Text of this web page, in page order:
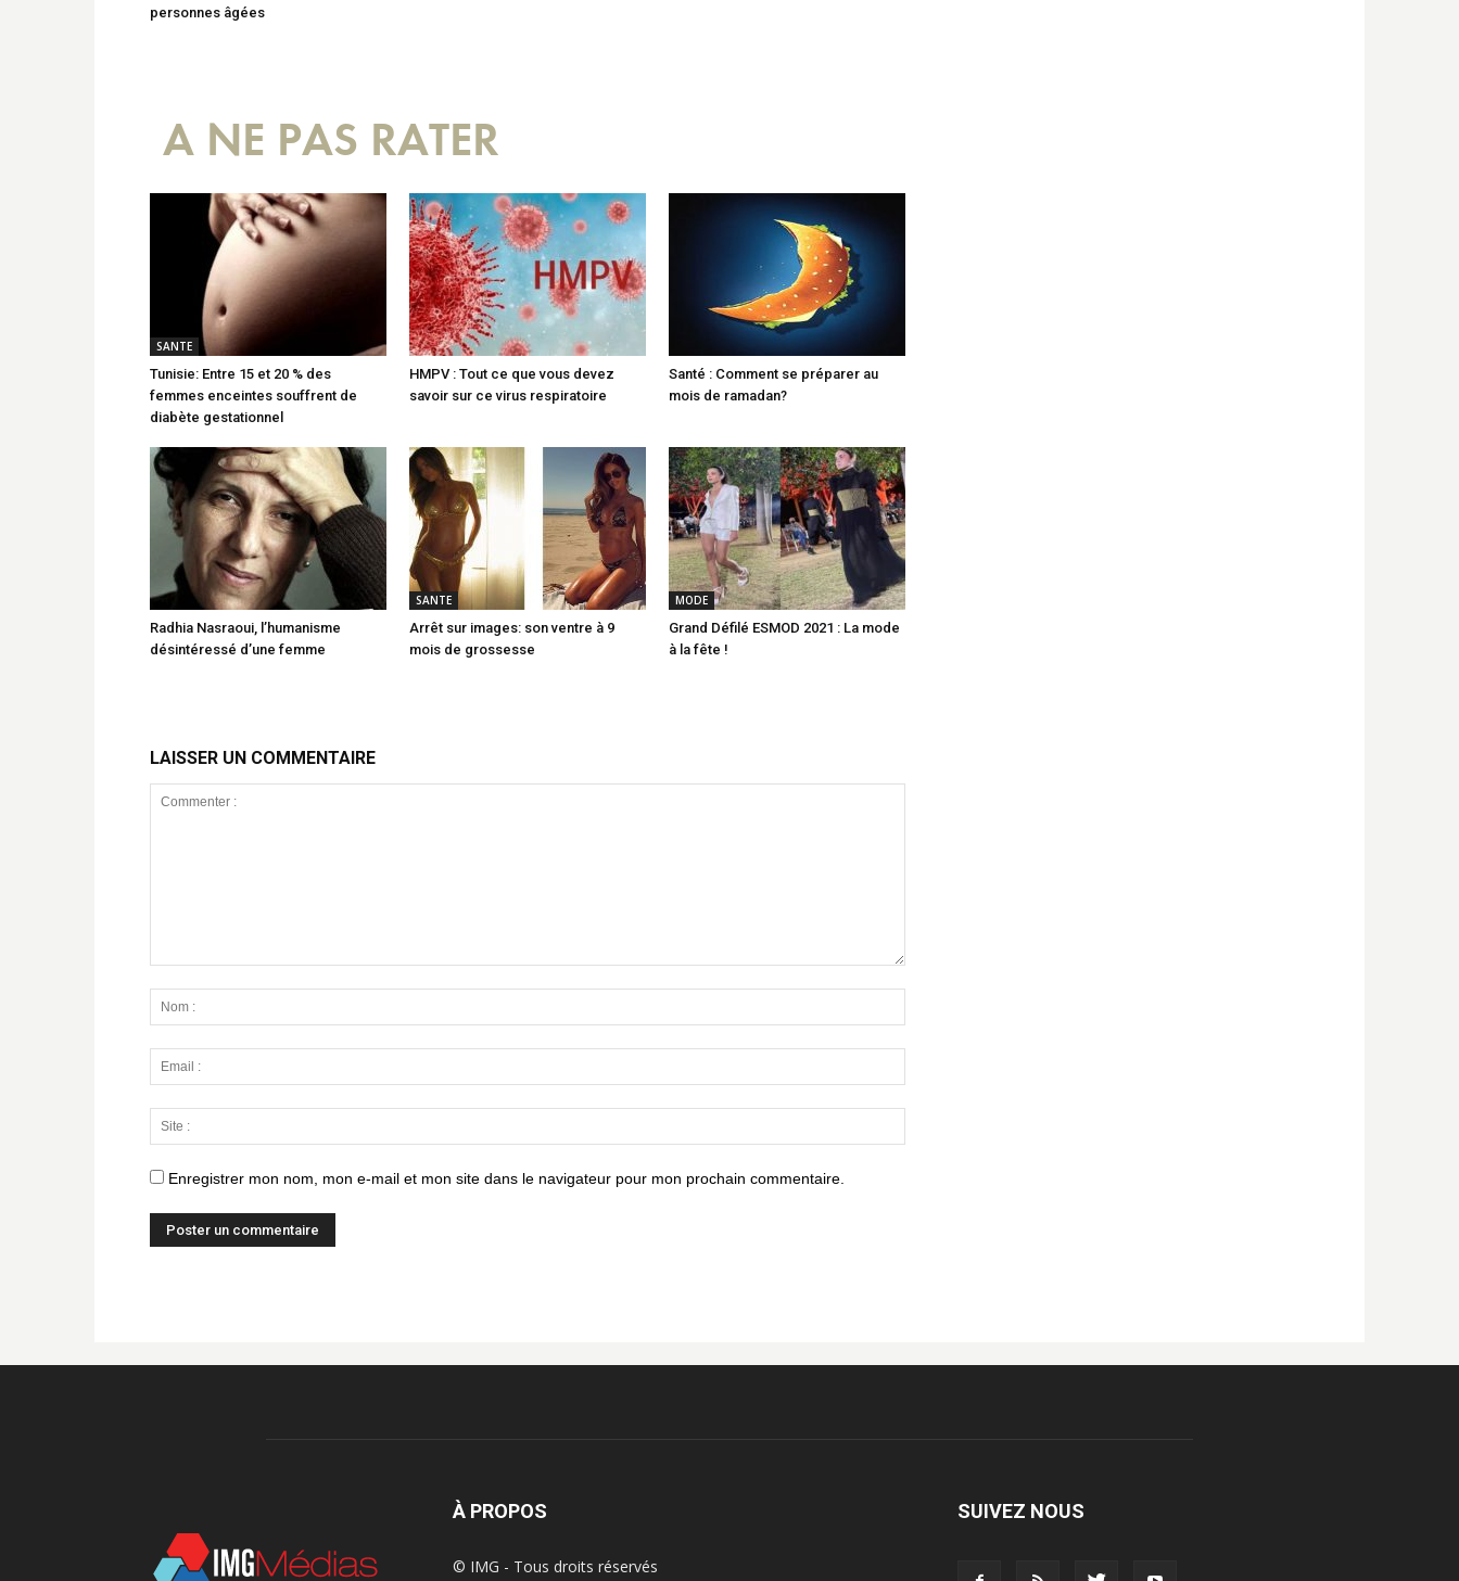
personnes âgées
A NE PAS RATER
SANTE
Tunisie: Entre 15 et 20 % des
femmes enceintes souffrent de
diabète gestationnel
HMPV : Tout ce que vous devez
savoir sur ce virus respiratoire
Santé : Comment se préparer au
mois de ramadan?
Radhia Nasraoui, l’humanisme
désintéressé d’une femme
SANTE
Arrêt sur images: son ventre à 9
mois de grossesse
MODE
Grand Défilé ESMOD 2021 : La mode
à la fête !
LAISSER UN COMMENTAIRE
Enregistrer mon nom, mon e-mail et mon site dans le navigateur pour mon prochain commentaire.
À PROPOS
© IMG - Tous droits réservés
SUIVEZ NOUS